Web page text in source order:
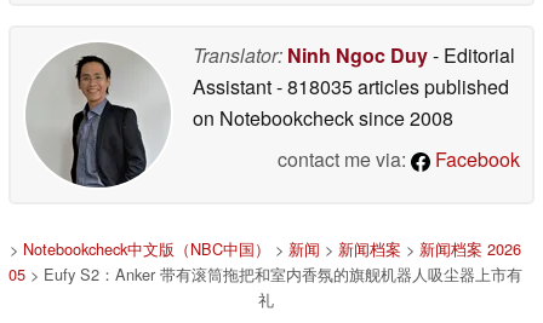
Translator: Ninh Ngoc Duy- Editorial
Assistant- 818035 articles published
on Notebookchecksince 2008
contact me via:
Facebook
> Notebookcheck中文版（NBC中国） > 新闻 > 新闻档案 > 新闻档案 2026
05 > Eufy S2：Anker 带有滚筒拖把和室内香氛的旗舰机器人吸尘器上市有
礼